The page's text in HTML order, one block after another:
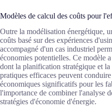
Modèles de calcul des coûts pour
Outre la modélisation énergétique,
coûts basé sur des expériences
accompagné d'un cas industriel
économies potentielles. Ce modèle
dont la planification stratégique et
pratiques efficaces peuvent conduire
économiques significatifs pour les
l'importance de combiner l'analyse
stratégies d'économie d'énergie.